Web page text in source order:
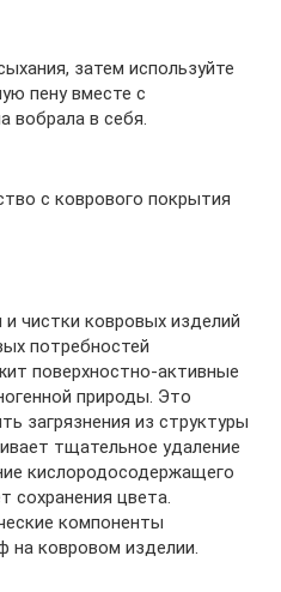
затем используйте
пену вместе с
вобрала в себя.
с коврового покрытия
чистки ковровых изделий
потребностей
поверхностно-активные
природы. Это
загрязнения из структуры
тщательное удаление
кислородосодержащего
сохранения цвета.
компоненты
на ковровом изделии.